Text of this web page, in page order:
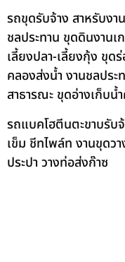
รถขุดรับจ้าง สาหรับงา
ชลประทาน ขุดดินงาน
เลี้ยงปลา-เลี้ยงกุ้ง ขุด
คลองส่งน้ำ งานชลปร
สาธารณะ ขุดอ่างเก็บน้
รถแบคโฮตีนตะขาบรับ
เข็ม ชีทไพล์ท งานขุดว
ประปา วางท่อส่งก๊าซ